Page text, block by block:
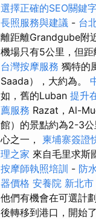
選擇正確的SEO關鍵
長照服務與建議 - 台
離距離Grandgube附
機場只有5公里，但
台灣按摩服務 獨特的
Saada），大約為。
如，舊的Luban 提升
薦服務 Razat，Al-
館）的景點約為2-3公
心之一， 柬埔寨簽證
理之家 來自毛里求斯
按摩師執照培訓 - 防
器價格 安養院 新北市
他們有機會在可選計
後轉移到港口，開始